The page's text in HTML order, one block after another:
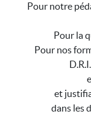
Pour notre
Pour la
Pour nos
et
dans les